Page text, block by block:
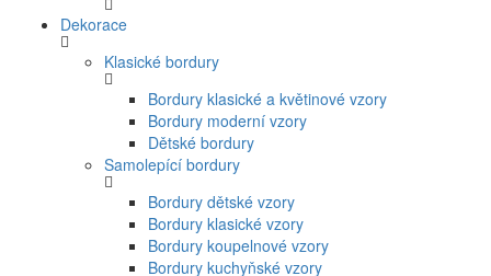
Dekorace
Klasické bordury
Bordury klasické a květinové vzory
Bordury moderní vzory
Dětské bordury
Samolepící bordury
Bordury dětské vzory
Bordury klasické vzory
Bordury koupelnové vzory
Bordury kuchyňské vzory